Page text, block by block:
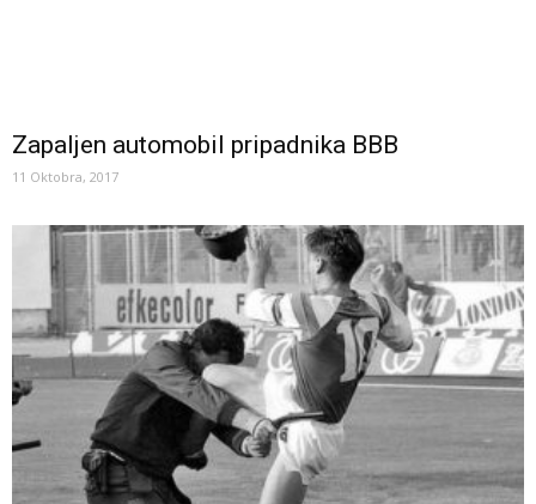
Zapaljen automobil pripadnika BBB
11 Oktobra, 2017